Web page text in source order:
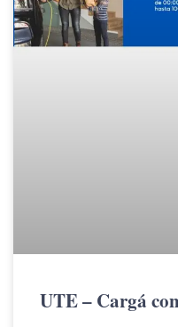
UTE – Cargá